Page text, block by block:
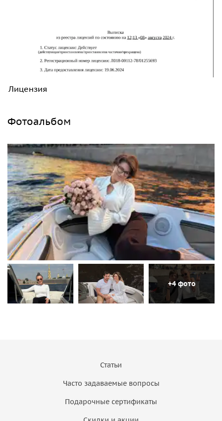
Лицензия
Фотоальбом
+4 фото
Статьи
Часто задаваемые вопросы
Подарочные сертификаты